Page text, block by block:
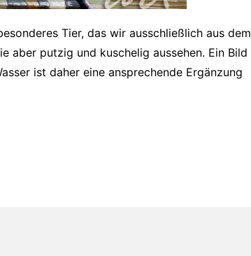
Tier, das wir ausschließlich aus dem
aber putzig und kuschelig aussehen. Ein Bild
ist daher eine ansprechende Ergänzung